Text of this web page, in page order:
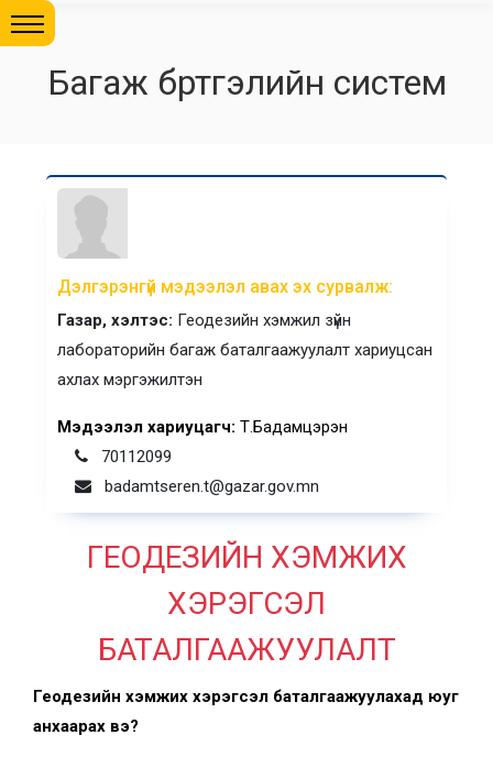
Багаж бүртгэлийн систем
Дэлгэрэнгүй мэдээлэл авах эх сурвалж:
Газар, хэлтэс: Геодезийн хэмжил зүйн
лабораторийн багаж баталгаажуулалт хариуцсан
ахлах мэргэжилтэн
Мэдээлэл хариуцагч: Т.Бадамцэрэн
70112099
badamtseren.t@gazar.gov.mn
ГЕОДЕЗИЙН ХЭМЖИХ
ХЭРЭГСЭЛ
БАТАЛГААЖУУЛАЛТ
Геодезийн хэмжих хэрэгсэл баталгаажуулахад юуг
анхаарах вэ?